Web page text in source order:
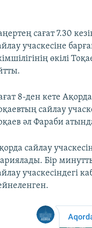
сағат 7.30
учаскесіне
өкілі
8-ден кете
сайлау
әл Фараби
сайлау
Бір
учаскесіндегі